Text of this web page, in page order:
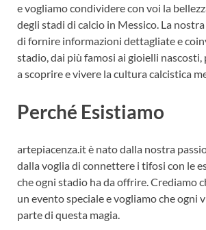
e vogliamo condividere con voi la
degli stadi di calcio in Messico. La
di fornire informazioni dettagliate e
stadio, dai più famosi ai gioielli
a scoprire e vivere la cultura calcistica
Perché Esistiamo
artepiacenza.it è nato dalla nostra
dalla voglia di connettere i tifosi con le
che ogni stadio ha da offrire. Crediamo
un evento speciale e vogliamo che ogni
parte di questa magia.